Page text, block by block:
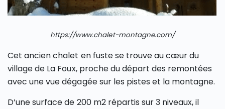
https://www.chalet-montagne.com/
Cet ancien chalet en fuste se trouve au cœur du
village de La Foux, proche du départ des remontées
avec une vue dégagée sur les pistes et la montagne.
D’une surface de 200 m2 répartis sur 3 niveaux, il